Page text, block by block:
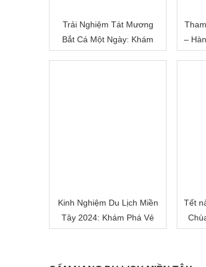
Trải Nghiệm Tát Mương
Bắt Cá Một Ngày: Khám
–
Kinh Nghiệm Du Lịch Miền
Tây 2024: Khám Phá Vẻ
Tết